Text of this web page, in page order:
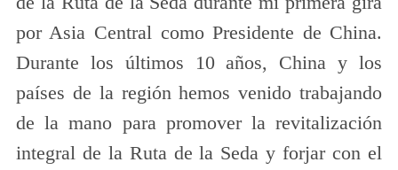
por Asia Central como Presidente de China.
Durante los últimos 10 años, China y los
países de la región hemos venido trabajando
de la mano para promover la revitalización
integral de la Ruta de la Seda y forjar con el